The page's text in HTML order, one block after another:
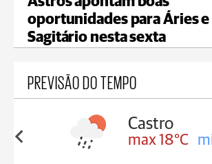
oportunidades para Áries e
Sagitário nesta sexta
PREVISÃO DO TEMPO
18°C
Carambeí
max 18°C